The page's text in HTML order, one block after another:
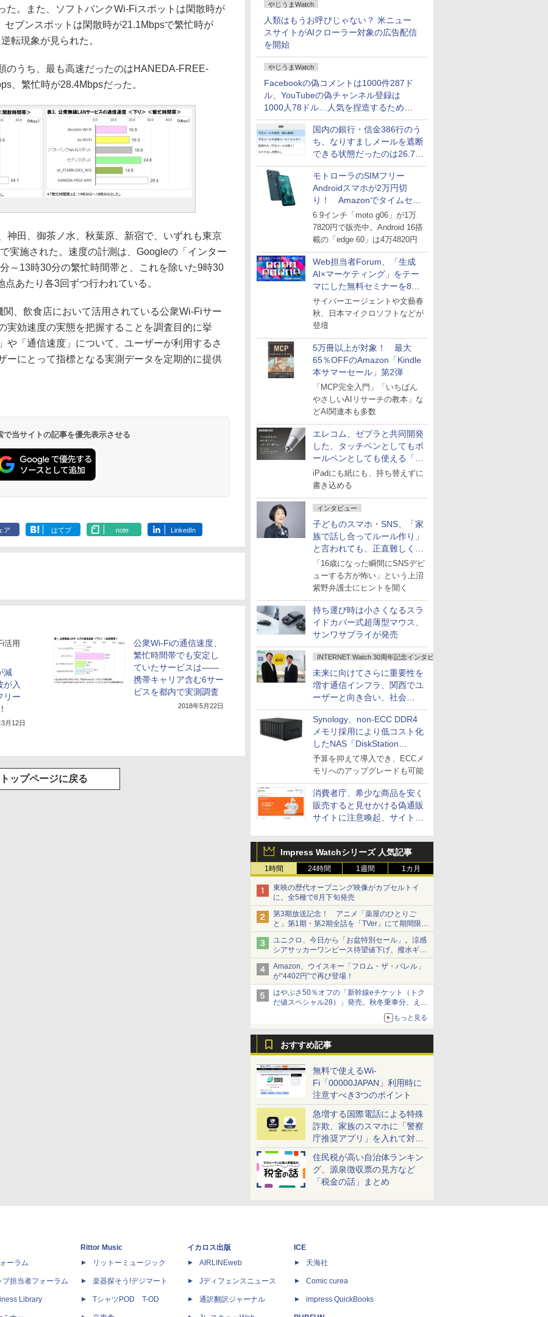
どいい【ぼっち・ざ・ろー
ど！その14】
やじうまWatch
人類はもうお呼びじゃない？ 米ニュー
スサイトがAIクローラー対象の広告配信
を開始
やじうまWatch
Facebookの偽コメントは1000件287ド
ル、YouTubeの偽チャンネル登録は
1000人78ドル…人気を捏造するための
価格リストが公開中
国内の銀行・信金386行のう
ち、なりすましメールを遮断
できる状態だったのは26.7％
にとどまる～GMOブランド
セキュリティ調査
モトローラのSIMフリー
Androidスマホが2万円切
り！ Amazonでタイムセー
ル
6.9インチ「moto g06」が1万
7820円で販売中。Android 16搭
載の「edge 60」は4万4820円
Web担当者Forum、「生成
AI×マーケティング」をテー
マにした無料セミナーを8月
27日にオンライン開催
サイバーエージェントや文藝春
秋、日本マイクロソフトなどが
登壇
5万冊以上が対象！ 最大
65％OFFのAmazon「Kindle
本サマーセール」第2弾
「MCP完全入門」「いちばん
やさしいAIリサーチの教本」な
どAI関連本も多数
エレコム、ゼブラと共同開発
した、タッチペンとしてもボ
ールペンとしても使える「ス
タイラスツーウェイ」発売
iPadにも紙にも、持ち替えずに
書き込める
インタビュー
子どものスマホ・SNS、「家
族で話し合ってルール作り」
と言われても、正直難しくな
いですか？
「16歳になった瞬間にSNSデビ
ューする方が怖い」という上沼
紫野弁護士にヒントを聞く
持ち運び時は小さくなるスラ
イドカバー式超薄型マウス、
サンワサプライが発売
INTERNET Watch 30周年記念インタビュー
未来に向けてさらに重要性を
増す通信インフラ、関西でユ
ーザーと向き合い、社会
の“あたらしい”を起動し続け
る～オプテージ
Synology、non-ECC DDR4
メモリ採用により低コスト化
したNAS「DiskStation
neo+」シリーズ
予算を抑えて導入でき、ECCメ
モリへのアップグレードも可能
消費者庁、希少な商品を安く
販売すると見せかける偽通販
サイトに注意喚起、サイト名
Impress Watchシリーズ 人気記事
1時間 24時間 1週間 1カ月
東映の歴代オープニング映像がカプセルトイ
に。全5種で8月下旬発売
第3期放送記念！ アニメ「薬屋のひとりご
と」第1期・第2期全話を「TVer」にて期間限定
で順次無料配信開始
ユニクロ、今日から「お盆特別セール」。涼感
シアサッカーワンピース待望値下げ、撥水ギア
ショーツは1990円に
Amazon、ウイスキー「フロム・ザ・バレル」
が“4402円”で再び登場！
はやぶさ50％オフの「新幹線eチケット（トク
だ値スペシャル28）」発売。秋冬乗車分、えき
もっと見る
おすすめ記事
無料で使えるWi-
Fi「00000JAPAN」利用時に
注意すべき3つのポイント
急増する国際電話による特殊
詐欺、家族のスマホに「警察
庁推奨アプリ」を入れて対策
しよう！
住民税が高い自治体ランキン
グ、源泉徴収票の見方など
「税金の話」まとめ
た。また、ソフトバンクWi-Fiスポットは閑散時が
セブンスポットは閑散時が21.1Mbpsで繁忙時が
転現象が見られた。
うち、最も高速だったのはHANEDA-FREE-
、繁忙時が28.4Mbpsだった。
田、御茶ノ水、秋葉原、新宿で、いずれも東京
実施された。速度の計測は、Googleの「インター
～13時30分の繁忙時間帯と、これを除いた9時30
あたり各3回ずつ行われている。
、飲食店において活用されている公衆Wi-Fiサー
実効速度の実態を把握することを調査目的に挙
や「通信速度」について、ユーザーが利用するさ
ーにとって指標となる実測データを定期的に提供
当サイトの記事を優先表示させる
ア はてブ note LinkedIn
活用
減
が入
リー
月12日
公衆Wi-Fiの通信速度、
繁忙時間帯でも安定し
ていたサービスは――
携帯キャリア含む6サー
ビスを都内で実測調査
2018年5月22日
トップページに戻る
ーラム
プ担当者フォーラム
Library
Rittor Music
リットーミュージック
楽器探そう!デジマート
TシャツPOD T-OD
イカロス出版
AIRLINEweb
Jディフェンスニュース
通訳翻訳ジャーナル
ICE
天海社
Comic curea
impress QuickBooks